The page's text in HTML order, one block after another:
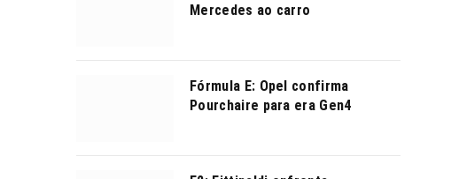
Mercedes ao carro
Fórmula E: Opel confirma
Pourchaire para era Gen4